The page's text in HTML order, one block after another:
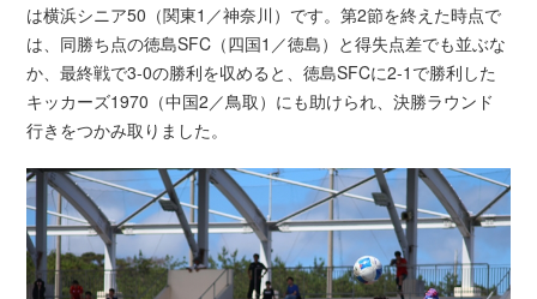
は横浜シニア50（関東1／神奈川）です。第2節を終えた時点で
は、同勝ち点の徳島SFC（四国1／徳島）と得失点差でも並ぶな
か、最終戦で3-0の勝利を収めると、徳島SFCに2-1で勝利した
キッカーズ1970（中国2／鳥取）にも助けられ、決勝ラウンド
行きをつかみ取りました。